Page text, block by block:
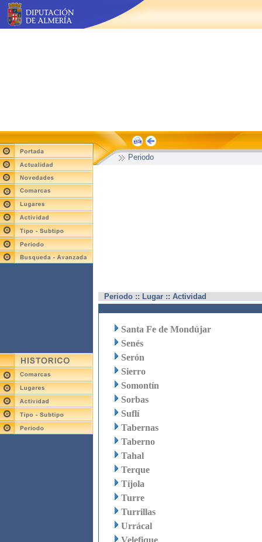
Periodo
Periodo :: Lugar :: Actividad
Santa Fe de Mondújar
Senés
Serón
Sierro
Somontín
Sorbas
Suflí
Tabernas
Taberno
Tahal
Terque
Tíjola
Turre
Turrillas
Urrácal
Velefique